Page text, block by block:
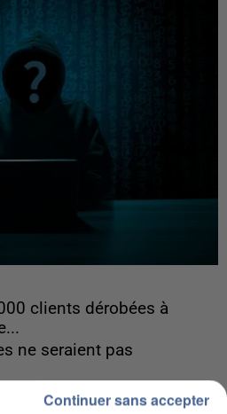
clients dérobées à
ne seraient pas
Continuer sans accepter